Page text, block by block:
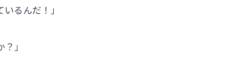
るんだ！」
」